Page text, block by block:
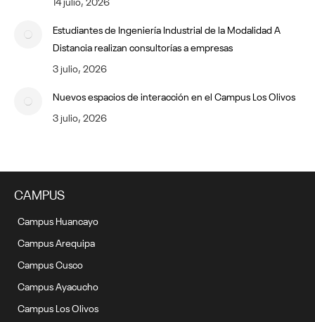
Estudiantes de Ingeniería Industrial de la Modalidad A
Distancia realizan consultorías a empresas
3 julio, 2026
Nuevos espacios de interacción en el Campus Los Olivos
3 julio, 2026
CAMPUS
Campus Huancayo
Campus Arequipa
Campus Cusco
Campus Ayacucho
Campus Los Olivos